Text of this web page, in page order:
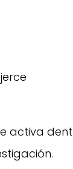
activa